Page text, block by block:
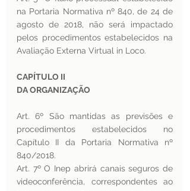
na Portaria Normativa nº 840, de 24 de
agosto de 2018, não será impactado
pelos procedimentos estabelecidos na
Avaliação Externa Virtual in Loco.
CAPÍTULO II
DA ORGANIZAÇÃO
Art. 6º São mantidas as previsões e
procedimentos estabelecidos no
Capítulo II da Portaria Normativa nº
840/2018.
Art. 7º O Inep abrirá canais seguros de
videoconferência, correspondentes ao